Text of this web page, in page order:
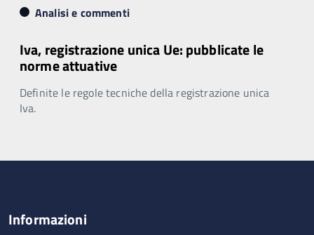
Analisi e commenti
Iva, registrazione unica Ue: pubblicate le
norme attuative
Definite le regole tecniche della registrazione unica
Iva.
Informazioni